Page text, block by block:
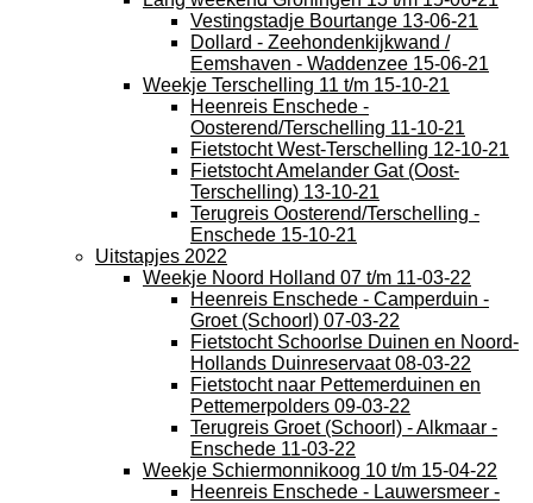
Vestingstadje Bourtange 13-06-21
Dollard - Zeehondenkijkwand /
Eemshaven - Waddenzee 15-06-21
Weekje Terschelling 11 t/m 15-10-21
Heenreis Enschede -
Oosterend/Terschelling 11-10-21
Fietstocht West-Terschelling 12-10-21
Fietstocht Amelander Gat (Oost-
Terschelling) 13-10-21
Terugreis Oosterend/Terschelling -
Enschede 15-10-21
Uitstapjes 2022
Weekje Noord Holland 07 t/m 11-03-22
Heenreis Enschede - Camperduin -
Groet (Schoorl) 07-03-22
Fietstocht Schoorlse Duinen en Noord-
Hollands Duinreservaat 08-03-22
Fietstocht naar Pettemerduinen en
Pettemerpolders 09-03-22
Terugreis Groet (Schoorl) - Alkmaar -
Enschede 11-03-22
Weekje Schiermonnikoog 10 t/m 15-04-22
Heenreis Enschede - Lauwersmeer -